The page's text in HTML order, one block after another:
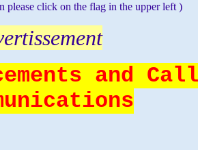
please click on the flag in the upper left )
and